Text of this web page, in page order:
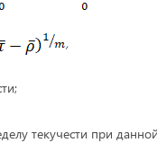
,
текучести при